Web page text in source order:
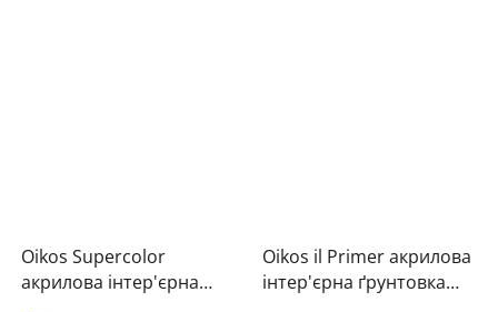
Oikos Supercolor
акрилова інтер'єрна
Oikos il Primer акрилова
інтер'єрна ґрунтовка